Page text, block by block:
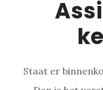
Staat er